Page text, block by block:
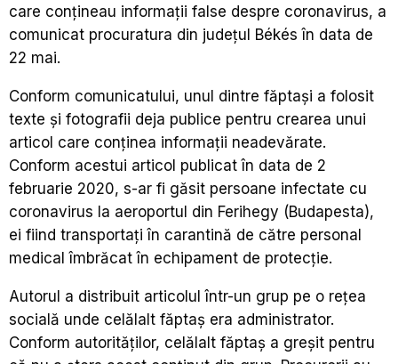
care conţineau informaţii false despre coronavirus, a
comunicat procuratura din judeţul Békés în data de
22 mai.
Conform comunicatului, unul dintre făptaşi a folosit
texte şi fotografii deja publice pentru crearea unui
articol care conţinea informaţii neadevărate.
Conform acestui articol publicat în data de 2
februarie 2020, s-ar fi găsit persoane infectate cu
coronavirus la aeroportul din Ferihegy (Budapesta),
ei fiind transportaţi în carantină de către personal
medical îmbrăcat în echipament de protecţie.
Autorul a distribuit articolul într-un grup pe o reţea
socială unde celălalt făptaş era administrator.
Conform autorităţilor, celălalt făptaş a greşit pentru